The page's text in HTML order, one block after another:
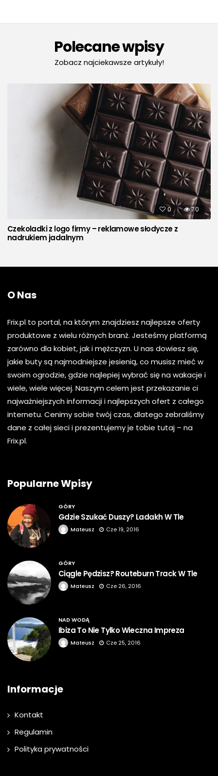
Polecane wpisy
Zobacz najciekawsze artykuły!
0 70
Czekoladki z logo firmy – reklamowe słodycze z
nadrukiem jadalnym
O Nas
Frix.pl to portal, na którym znajdziesz najlepsze oferty
produktowe z wielu różnych branż. Jesteśmy platformą
zarówno dla kobiet, jak i mężczyzn. U nas dowiesz się,
jakie buty są najmodniejsze jesienią, co musisz mieć w
swoim ogrodzie, gdzie najlepiej wybrać się na wakacje i
wiele, wiele więcej. Naszym celem jest przekazanie ci
najważniejszych informacji i najlepszych ofert z całego
internetu. Cenimy sobie twój czas, dlatego zebraliśmy
dane z całej sieci i prezentujemy je tobie tutaj – na
Frix.pl.
Popularne Wpisy
GÓRY
Gdzie Szukać Duszy? Ladakh W Tle
Mateusz Cze 19, 2016
GÓRY
Ciągle Pędzisz? Routeburn Track W Tle
Mateusz Cze 26, 2016
NAD WODĄ
Ibiza To Nie Tylko Wieczna Impreza
Mateusz Cze 25, 2016
Informacje
Kontakt
Regulamin
Polityka prywatności